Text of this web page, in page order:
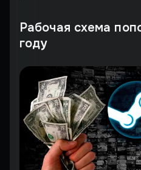
Рабочая схема
году